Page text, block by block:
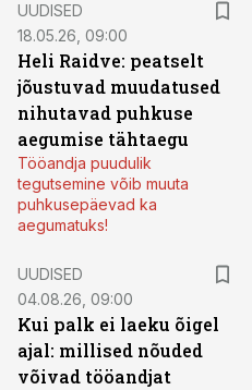
UUDISED
18.05.26, 09:00
Heli Raidve: peatselt
jõustuvad muudatused
nihutavad puhkuse
aegumise tähtaegu
Tööandja puudulik
tegutsemine võib muuta
puhkusepäevad ka
aegumatuks!
UUDISED
04.08.26, 09:00
Kui palk ei laeku õigel
ajal: millised nõuded
võivad tööandjat